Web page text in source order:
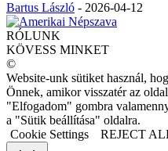
Bartus László - 2026-04-12
RÓLUNK
KÖVESS MINKET
©
Website-unk sütiket használ,
Önnek, amikor visszatér az
"Elfogadom" gombra
a "Sütik beállítása" oldalra.
Cookie Settings
REJECT